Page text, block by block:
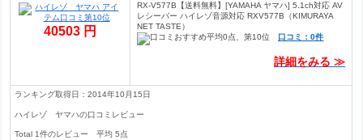
40503 円
RX-V577B【送料無料】[YAMAHA ヤマハ] 5.1ch対応 AV
レシーバー ハイレゾ音源対応 RXV577B（KIMURAYA
NET TASTE）
口コミ：0件
詳細をみる ≫
ランキング取得日：2014年10月15日
ハイレゾ ヤマハの口コミレビュー
Total 1件のレビュー平均5点